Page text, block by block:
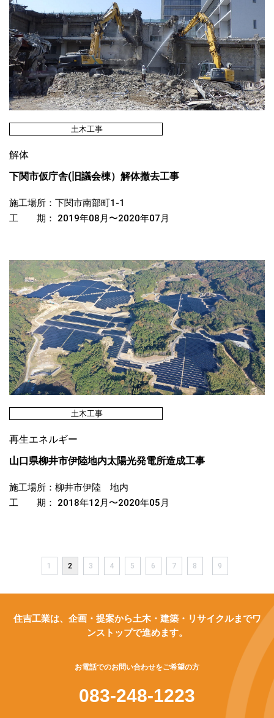
土木工事
解体
下関市仮庁舎(旧議会棟）解体撤去工事
施工場所：下関市南部町1-1
工 期： 2019年08月〜2020年07月
土木工事
再生エネルギー
山口県柳井市伊陸地内太陽光発電所造成工事
施工場所：柳井市伊陸 地内
工 期： 2018年12月〜2020年05月
1 2 3 4 5 6 7 8 9
住吉工業は、企画・提案から土木・建築・リサイクルまでワ
ンストップで進めます。
お電話でのお問い合わせをご希望の方
083-248-1223